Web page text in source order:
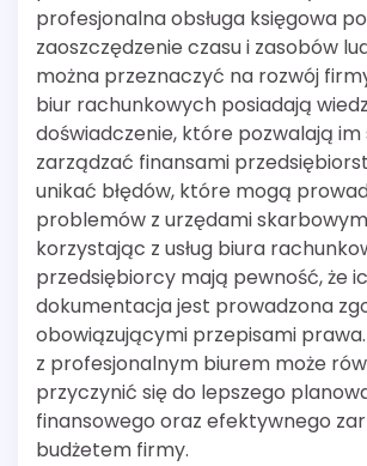
profesjonalna obsługa księgowa
zaoszczędzenie czasu i zasobów
można przeznaczyć na rozwój
biur rachunkowych posiadają
doświadczenie, które pozwalają im
zarządzać finansami
unikać błędów, które mogą
problemów z urzędami
korzystając z usług biura
przedsiębiorcy mają pewność, że
dokumentacja jest prowadzona
obowiązującymi przepisami
z profesjonalnym biurem może
przyczynić się do lepszego
finansowego oraz efektywnego
budżetem firmy.